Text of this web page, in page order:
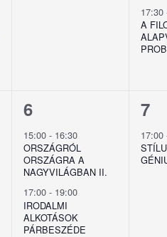
17:30
A
3
esemény,
6
15:00 - 16:30
ORSZÁGRÓL
ORSZÁGRA A
NAGYVILÁGBAN II.
17:00 - 19:00
IRODALMI
ALKOTÁSOK
PÁRBESZÉDE
1
7
17:00